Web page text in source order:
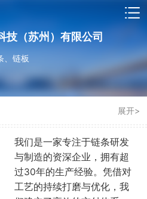
技（苏州）有限公司
、链板
展开>
我们是一家专注于链条研发
与制造的资深企业，拥有超
过30年的生产经验。凭借对
工艺的持续打磨与优化，我